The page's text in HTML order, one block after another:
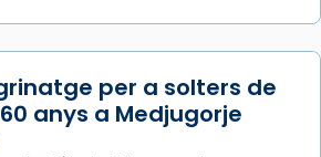
Barcelona, el cardenal Joan
presidit la missa i l’ha
auxiliar de Barcelona,
per a solters de
anys a Medjugorje